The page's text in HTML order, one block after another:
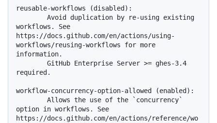
reusable-workflows (disabled):
workflows. See
https://docs.github.com/en/actions/using-
workflows/reusing-workflows for more
information.
required.
workflow-concurrency-option-allowed (enabled):
option in workflows. See
https://docs.github.com/en/actions/reference/wo